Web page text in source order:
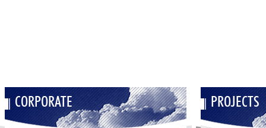
CORPORATE PROJECTS